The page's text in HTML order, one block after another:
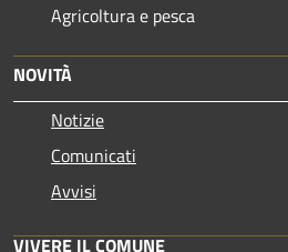
Agricoltura e pesca
NOVITÀ
Notizie
Comunicati
Avvisi
VIVERE IL COMUNE